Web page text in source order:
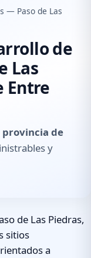
— Paso de Las
de
Las
Entre
provincia de
y
de Las Piedras,
sitios
a